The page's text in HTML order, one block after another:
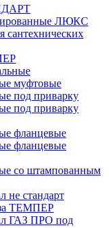
ЛЮКС
сантехнических
муфтовые
под приварку
под приварку
фланцевые
фланцевые
со штампованным
стандарт
ТЕМПЕР
ГАЗ ПРО под